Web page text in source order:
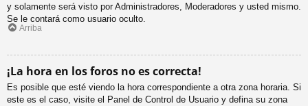
y solamente será visto por Administradores, Moderadores y usted mismo.
Se le contará como usuario oculto.
Arriba
¡La hora en los foros no es correcta!
Es posible que esté viendo la hora correspondiente a otra zona horaria. Si
este es el caso, visite el Panel de Control de Usuario y defina su zona